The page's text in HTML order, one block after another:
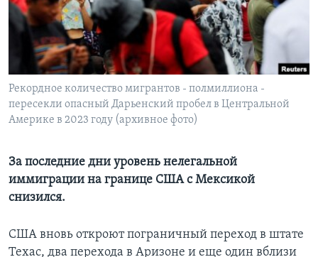
Learning English
СОЦИАЛЬНЫЕ СЕТИ
Языки
Рекордное количество мигрантов - полмиллиона -
пересекли опасный Дарьенский пробел в Центральной
Америке в 2023 году (архивное фото)
За последние дни уровень нелегальной
иммиграции на границе США с Мексикой
снизился.
США вновь откроют пограничный переход в штате
Техас, два перехода в Аризоне и еще один вблизи